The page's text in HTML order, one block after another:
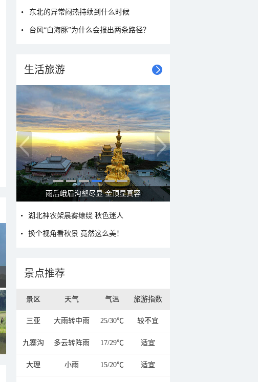
东北的异常闷热持续到什么时候
台风“白海豚”为什么会报出两条路径？
生活旅游
雨后峨眉沟壑尽显 金顶显真容
湖北神农架晨雾缭绕 秋色迷人
换个视角看秋景 竟然这么美！
景点推荐
景区 天气 气温 旅游指数
三亚 大雨转中雨 25/30℃ 较不宜
九寨沟 多云转阵雨 17/29℃ 适宜
大理 小雨 15/20℃ 适宜